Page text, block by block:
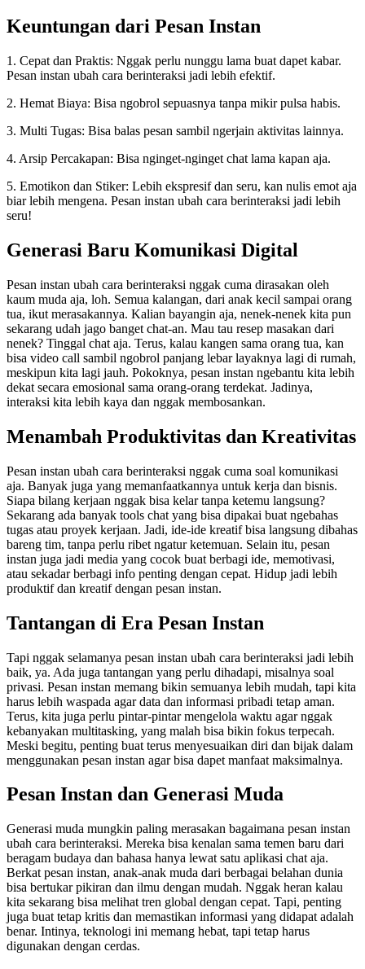
Keuntungan dari Pesan Instan
1. Cepat dan Praktis: Nggak perlu nunggu lama buat dapet kabar.
Pesan instan ubah cara berinteraksi jadi lebih efektif.
2. Hemat Biaya: Bisa ngobrol sepuasnya tanpa mikir pulsa habis.
3. Multi Tugas: Bisa balas pesan sambil ngerjain aktivitas lainnya.
4. Arsip Percakapan: Bisa nginget-nginget chat lama kapan aja.
5. Emotikon dan Stiker: Lebih ekspresif dan seru, kan nulis emot aja
biar lebih mengena. Pesan instan ubah cara berinteraksi jadi lebih
seru!
Generasi Baru Komunikasi Digital
Pesan instan ubah cara berinteraksi nggak cuma dirasakan oleh
kaum muda aja, loh. Semua kalangan, dari anak kecil sampai orang
tua, ikut merasakannya. Kalian bayangin aja, nenek-nenek kita pun
sekarang udah jago banget chat-an. Mau tau resep masakan dari
nenek? Tinggal chat aja. Terus, kalau kangen sama orang tua, kan
bisa video call sambil ngobrol panjang lebar layaknya lagi di rumah,
meskipun kita lagi jauh. Pokoknya, pesan instan ngebantu kita lebih
dekat secara emosional sama orang-orang terdekat. Jadinya,
interaksi kita lebih kaya dan nggak membosankan.
Menambah Produktivitas dan Kreativitas
Pesan instan ubah cara berinteraksi nggak cuma soal komunikasi
aja. Banyak juga yang memanfaatkannya untuk kerja dan bisnis.
Siapa bilang kerjaan nggak bisa kelar tanpa ketemu langsung?
Sekarang ada banyak tools chat yang bisa dipakai buat ngebahas
tugas atau proyek kerjaan. Jadi, ide-ide kreatif bisa langsung dibahas
bareng tim, tanpa perlu ribet ngatur ketemuan. Selain itu, pesan
instan juga jadi media yang cocok buat berbagi ide, memotivasi,
atau sekadar berbagi info penting dengan cepat. Hidup jadi lebih
produktif dan kreatif dengan pesan instan.
Tantangan di Era Pesan Instan
Tapi nggak selamanya pesan instan ubah cara berinteraksi jadi lebih
baik, ya. Ada juga tantangan yang perlu dihadapi, misalnya soal
privasi. Pesan instan memang bikin semuanya lebih mudah, tapi kita
harus lebih waspada agar data dan informasi pribadi tetap aman.
Terus, kita juga perlu pintar-pintar mengelola waktu agar nggak
kebanyakan multitasking, yang malah bisa bikin fokus terpecah.
Meski begitu, penting buat terus menyesuaikan diri dan bijak dalam
menggunakan pesan instan agar bisa dapet manfaat maksimalnya.
Pesan Instan dan Generasi Muda
Generasi muda mungkin paling merasakan bagaimana pesan instan
ubah cara berinteraksi. Mereka bisa kenalan sama temen baru dari
beragam budaya dan bahasa hanya lewat satu aplikasi chat aja.
Berkat pesan instan, anak-anak muda dari berbagai belahan dunia
bisa bertukar pikiran dan ilmu dengan mudah. Nggak heran kalau
kita sekarang bisa melihat tren global dengan cepat. Tapi, penting
juga buat tetap kritis dan memastikan informasi yang didapat adalah
benar. Intinya, teknologi ini memang hebat, tapi tetap harus
digunakan dengan cerdas.